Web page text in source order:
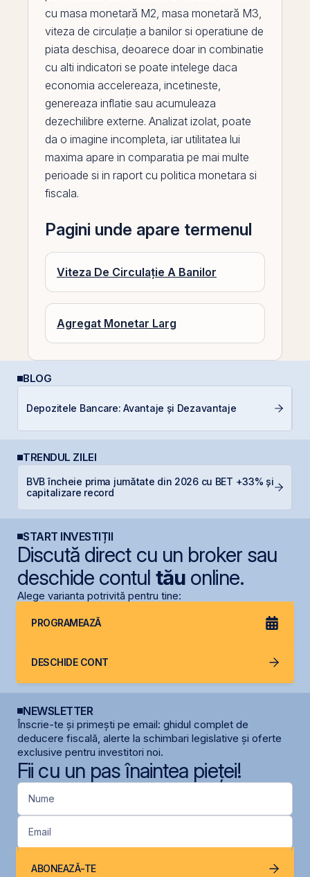
cu masa monetară M2, masa monetară M3,
viteza de circulație a banilor si operatiune de
piata deschisa, deoarece doar in combinatie
cu alti indicatori se poate intelege daca
economia accelereaza, incetineste,
genereaza inflatie sau acumuleaza
dezechilibre externe. Analizat izolat, poate
da o imagine incompleta, iar utilitatea lui
maxima apare in comparatia pe mai multe
perioade si in raport cu politica monetara si
fiscala.
Pagini unde apare termenul
Viteza De Circulație A Banilor
Agregat Monetar Larg
BLOG
Depozitele Bancare: Avantaje și Dezavantaje
TRENDUL ZILEI
BVB încheie prima jumătate din 2026 cu BET +33% și
capitalizare record
START INVESTIȚII
Discută direct cu un broker sau
deschide contul tăuonline.
Alege varianta potrivită pentru tine:
PROGRAMEAZĂ
DESCHIDE CONT
NEWSLETTER
Înscrie-te și primești pe email: ghidul complet de
deducere fiscală, alerte la schimbari legislative și oferte
exclusive pentru investitori noi.
Fii cu un pas înaintea pieței!
Nume
Email
ABONEAZĂ-TE